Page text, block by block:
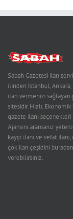
Sabah Gazetesi ilan
ilinden İstanbul,
ilan vermenizi sağlayan
sitesidir. Hızlı,
gazete ilanı seçenekleri
Ajansını aramanız
kayıp ilanı ve vefat
çok ilan çeşidini
verebilirsiniz.